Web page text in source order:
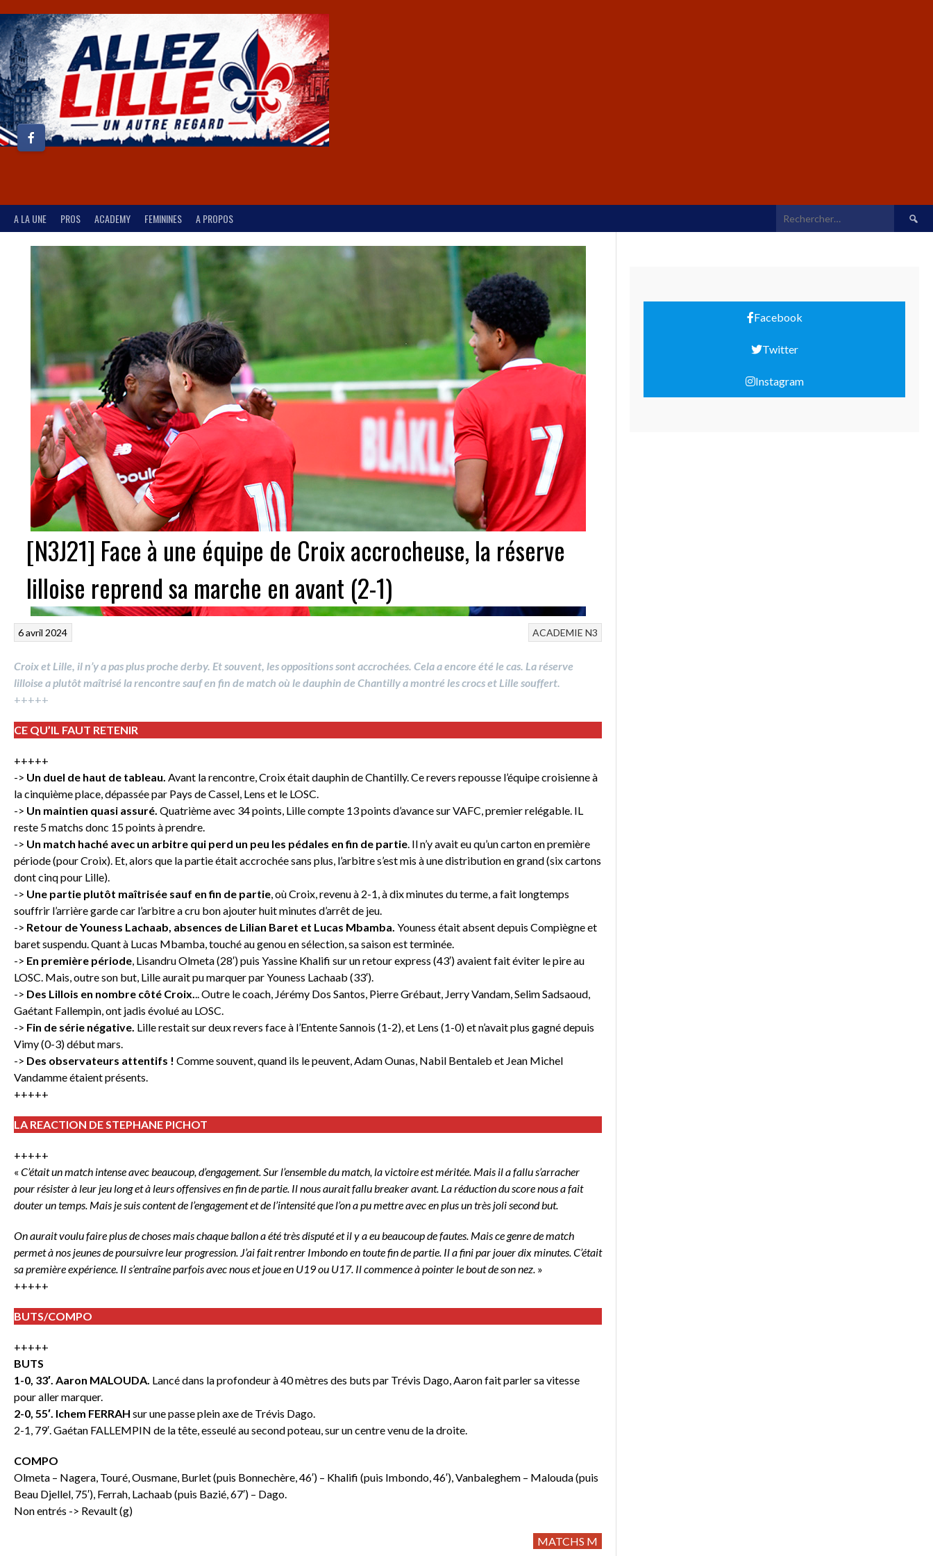
A LA UNE PROS ACADEMY FEMININES A PROPOS
[N3J21] Face à une équipe de Croix accrocheuse, la réserve
lilloise reprend sa marche en avant (2-1)
ACADEMIE N3
6 avril 2024
Croix et Lille, il n’y a pas plus proche derby. Et souvent, les oppositions sont accrochées. Cela a encore été le cas. La réserve
lilloise a plutôt maîtrisé la rencontre sauf en fin de match où le dauphin de Chantilly a montré les crocs et Lille souffert.
+++++
CE QU’IL FAUT RETENIR
+++++
-> Un duel de haut de tableau. Avant la rencontre, Croix était dauphin de Chantilly. Ce revers repousse l’équipe croisienne à
la cinquième place, dépassée par Pays de Cassel, Lens et le LOSC.
-> Un maintien quasi assuré. Quatrième avec 34 points, Lille compte 13 points d’avance sur VAFC, premier relégable. IL
reste 5 matchs donc 15 points à prendre.
-> Un match haché avec un arbitre qui perd un peu les pédales en fin de partie . Il n’y avait eu qu’un carton en première
période (pour Croix). Et, alors que la partie était accrochée sans plus, l’arbitre s’est mis à une distribution en grand (six cartons
dont cinq pour Lille).
-> Une partie plutôt maîtrisée sauf en fin de partie , où Croix, revenu à 2-1, à dix minutes du terme, a fait longtemps
souffrir l’arrière garde car l’arbitre a cru bon ajouter huit minutes d’arrêt de jeu.
-> Retour de Youness Lachaab, absences de Lilian Baret et Lucas Mbamba. Youness était absent depuis Compiègne et
baret suspendu. Quant à Lucas Mbamba, touché au genou en sélection, sa saison est terminée.
-> En première période , Lisandru Olmeta (28′) puis Yassine Khalifi sur un retour express (43′) avaient fait éviter le pire au
LOSC. Mais, outre son but, Lille aurait pu marquer par Youness Lachaab (33′).
-> Des Lillois en nombre côté Croix.
.. Outre le coach, Jérémy Dos Santos, Pierre Grébaut, Jerry Vandam, Selim Sadsaoud,
Gaétant Fallempin, ont jadis évolué au LOSC.
-> Fin de série négative. Lille restait sur deux revers face à l’Entente Sannois (1-2), et Lens (1-0) et n’avait plus gagné depuis
Vimy (0-3) début mars.
-> Des observateurs attentifs ! Comme souvent, quand ils le peuvent, Adam Ounas, Nabil Bentaleb et Jean Michel
Vandamme étaient présents.
+++++
LA REACTION DE STEPHANE PICHOT
+++++
« C’était un match intense avec beaucoup, d’engagement. Sur l’ensemble du match, la victoire est méritée. Mais il a fallu s’arracher
pour résister à leur jeu long et à leurs offensives en fin de partie. Il nous aurait fallu breaker avant. La réduction du score nous a fait
douter un temps. Mais je suis content de l’engagement et de l’intensité que l’on a pu mettre avec en plus un très joli second but.
On aurait voulu faire plus de choses mais chaque ballon a été très disputé et il y a eu beaucoup de fautes. Mais ce genre de match
permet à nos jeunes de poursuivre leur progression. J’ai fait rentrer Imbondo en toute fin de partie. Il a fini par jouer dix minutes. C’était
sa première expérience. Il s’entraîne parfois avec nous et joue en U19 ou U17. Il commence à pointer le bout de son nez. »
+++++
BUTS/COMPO
+++++
BUTS
1-0, 33′. Aaron MALOUDA. Lancé dans la profondeur à 40 mètres des buts par Trévis Dago, Aaron fait parler sa vitesse
pour aller marquer.
2-0, 55′. Ichem FERRAH sur une passe plein axe de Trévis Dago.
2-1, 79′. Gaétan FALLEMPIN de la tête, esseulé au second poteau, sur un centre venu de la droite.
COMPO
Olmeta – Nagera, Touré, Ousmane, Burlet (puis Bonnechère, 46′) – Khalifi (puis Imbondo, 46′), Vanbaleghem – Malouda (puis
Beau Djellel, 75′), Ferrah, Lachaab (puis Bazié, 67′) – Dago.
Non entrés -> Revault (g)
MATCHS M
Facebook
Twitter
Instagram